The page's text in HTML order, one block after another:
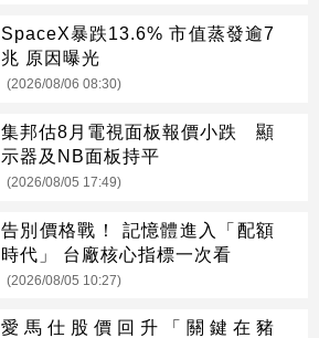
SpaceX暴跌13.6% 市值蒸發逾7
兆 原因曝光
(2026/08/06 08:30)
集邦估8月電視面板報價小跌 顯
示器及NB面板持平
(2026/08/05 17:49)
告別價格戰！ 記憶體進入「配額
時代」 台廠核心指標一次看
(2026/08/05 10:27)
愛馬仕股價回升「關鍵在豬